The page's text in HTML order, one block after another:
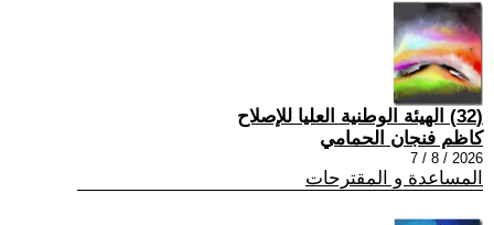
(32) الهيئة الوطنية العليا للإصلاح
كاظم فنجان الحمامي
2026 / 8 / 7
المساعدة و المقترحات